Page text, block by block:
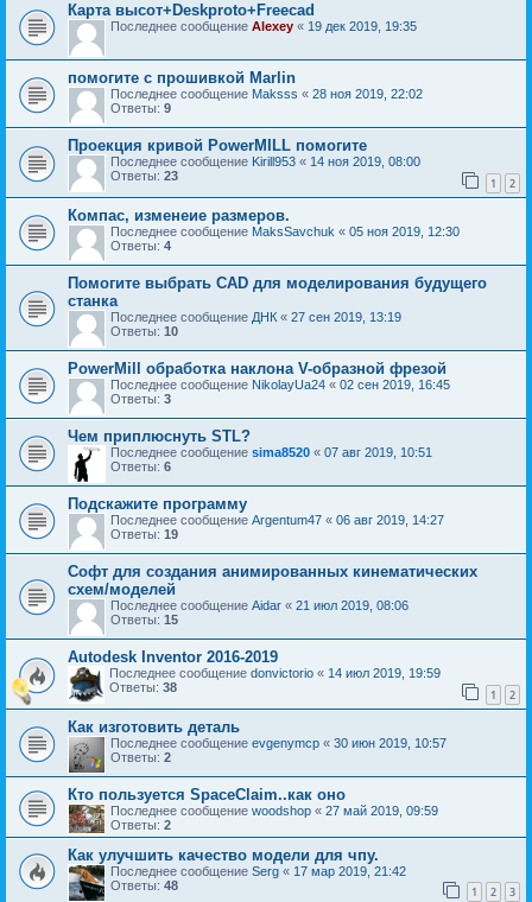
Карта высот+Deskproto+Freecad
Последнее сообщение Аlеxеy « 19 дек 2019, 19:35
помогите с прошивкой Marlin
Последнее сообщение Maksss « 28 ноя 2019, 22:02
Ответы: 9
Проекция кривой PowerMILL помогите
Последнее сообщение Kirill953 « 14 ноя 2019, 08:00
Ответы: 23 1 2
Компас, изменеие размеров.
Последнее сообщение MaksSavchuk « 05 ноя 2019, 12:30
Ответы: 4
Помогите выбрать CAD для моделирования будущего
станка
Последнее сообщение ДНК « 27 сен 2019, 13:19
Ответы: 10
PowerMill обработка наклона V-образной фрезой
Последнее сообщение NikolayUa24 « 02 сен 2019, 16:45
Ответы: 3
Чем приплюснуть STL?
Последнее сообщение sima8520 « 07 авг 2019, 10:51
Ответы: 6
Подскажите программу
Последнее сообщение Argentum47 « 06 авг 2019, 14:27
Ответы: 19
Софт для создания анимированных кинематических
схем/моделей
Последнее сообщение Aidar « 21 июл 2019, 08:06
Ответы: 15
Autodesk Inventor 2016-2019
Последнее сообщение donvictorio « 14 июл 2019, 19:59
Ответы: 38 1 2
Как изготовить деталь
Последнее сообщение evgenymcp « 30 июн 2019, 10:57
Ответы: 2
Кто пользуется SpaceClaim..как оно
Последнее сообщение woodshop « 27 май 2019, 09:59
Ответы: 2
Как улучшить качество модели для чпу.
Последнее сообщение Serg « 17 мар 2019, 21:42
Ответы: 48 1 2 3